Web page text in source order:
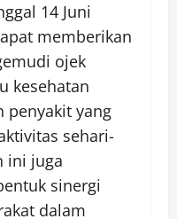
14 Juni
memberikan
ojek
kesehatan
penyakit yang
sehari-
ini juga
sinergi
dalam